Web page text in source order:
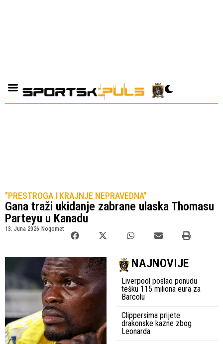
"PRESTROGA I KRAJNJE NEPRAVEDNA"
Gana traži ukidanje zabrane ulaska Thomasu
Parteyu u Kanadu
13. Juna 2026.Nogomet
NAJNOVIJE
Liverpool poslao ponudu
tešku 115 miliona eura za
Barcolu
Clippersima prijete
drakonske kazne zbog
Leonarda